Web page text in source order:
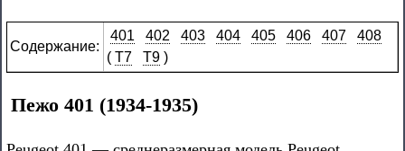
Содержание:
401 402 403 404 405 406 407
408
( T7 T9 )
Пежо 401 (1934-1935)